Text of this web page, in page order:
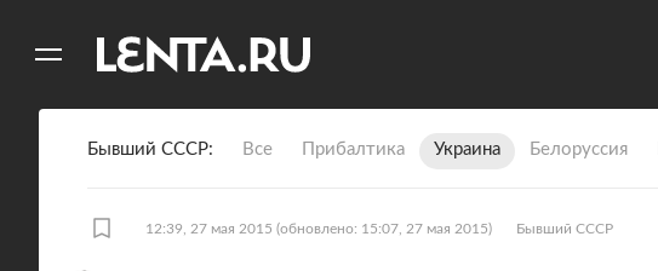
Бывший СССР Все Прибалтика Украина Белоруссия
12:39, 27 мая 2015 (обновлено: 15:07, 27 мая 2015) Бывший СССР